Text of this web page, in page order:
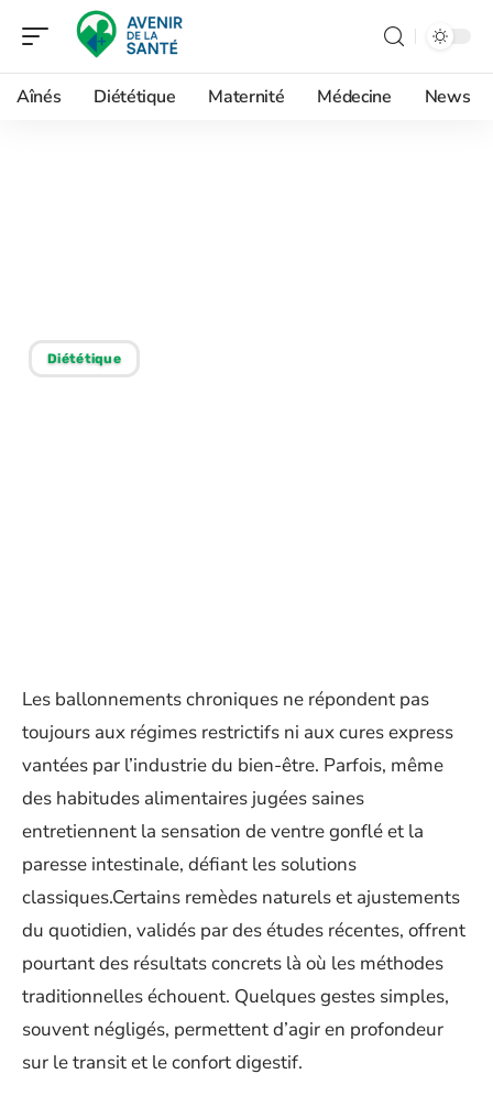
Aînés Diététique Maternité Médecine News
Diététique
Les ballonnements chroniques ne répondent pas
toujours aux régimes restrictifs ni aux cures express
vantées par l’industrie du bien-être. Parfois, même
des habitudes alimentaires jugées saines
entretiennent la sensation de ventre gonflé et la
paresse intestinale, défiant les solutions
classiques.Certains remèdes naturels et ajustements
du quotidien, validés par des études récentes, offrent
pourtant des résultats concrets là où les méthodes
traditionnelles échouent. Quelques gestes simples,
souvent négligés, permettent d’agir en profondeur
sur le transit et le confort digestif.